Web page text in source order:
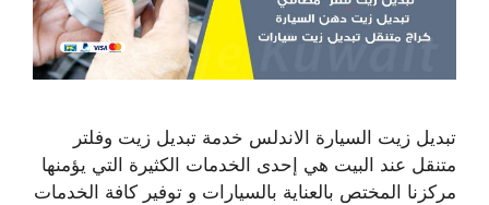
تبديل زيت السيارة الاندلس خدمة تبديل زيت وفلتر
متنقل عند البيت هي إحدى الخدمات الكثيرة التي يؤمنها
مركزنا المختص بالعناية بالسيارات و توفير كافة الخدمات